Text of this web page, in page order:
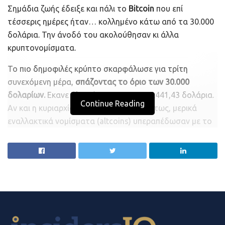
αναφέρουν πληροφορίες από το dark store που διατηρεί
στο κέντρο της Αθήνας, η εταιρεία εξυπηρετεί τις
περιοχές από τη Νέα Σµύρνη έως το Κολωνάκι, ενώ τον
Ιούνιο θα λειτουργούν άλλα τέσσερα καταστήµατα τα
οποία θα εξυπηρετούν καταναλωτές από τα βόρεια έως
τα νότια προάστια της Αττικής. Η εταιρεία µέσα από την
εφαρµογή της δίνει τη δυνατότητα στους καταναλωτές
να επιλέγουν πάνω από 2.000 προϊόντα σε τιµές
αντίστοιχες µε αυτές των σούπερ µάρκετ.
µεγάλο όγκο κεφαλαίων (end-to-end) για τα logistics,
Wolt Market, αλλά και η pop market, ελληνική startup η
άνοιξε και έκτο αποθηκευτικό χώρο στο Περιστέρι.
Σημάδια ζωής έδειξε και πάλι το Bitcoin που επί
τέσσερις ημέρες ήταν… κολλημένο κάτω από τα 30.000
δολάρια. Την άνοδό του ακολούθησαν κι άλλα
κρυπτονομίσματα.
Το πιο δημοφιλές κρύπτο σκαρφάλωσε για τρίτη
συνεχόμενη μέρα, σπάζοντας το όριο των 30.000
δολαρίων. Εκανε άλμα έως 4,4% στα 30.441,43 δολάρια.
Αν και η κυριαρχία του ενισχύθηκε εσχάτως, μερικά
εναλλακτικά νομίσματα (altcoins) υπεραπέδωσαν με το
κερδίζει 8,6%.
μπήκαν σε τροχιά αύξησης επιτοκίων λόγω του υψηλού
Continue Reading